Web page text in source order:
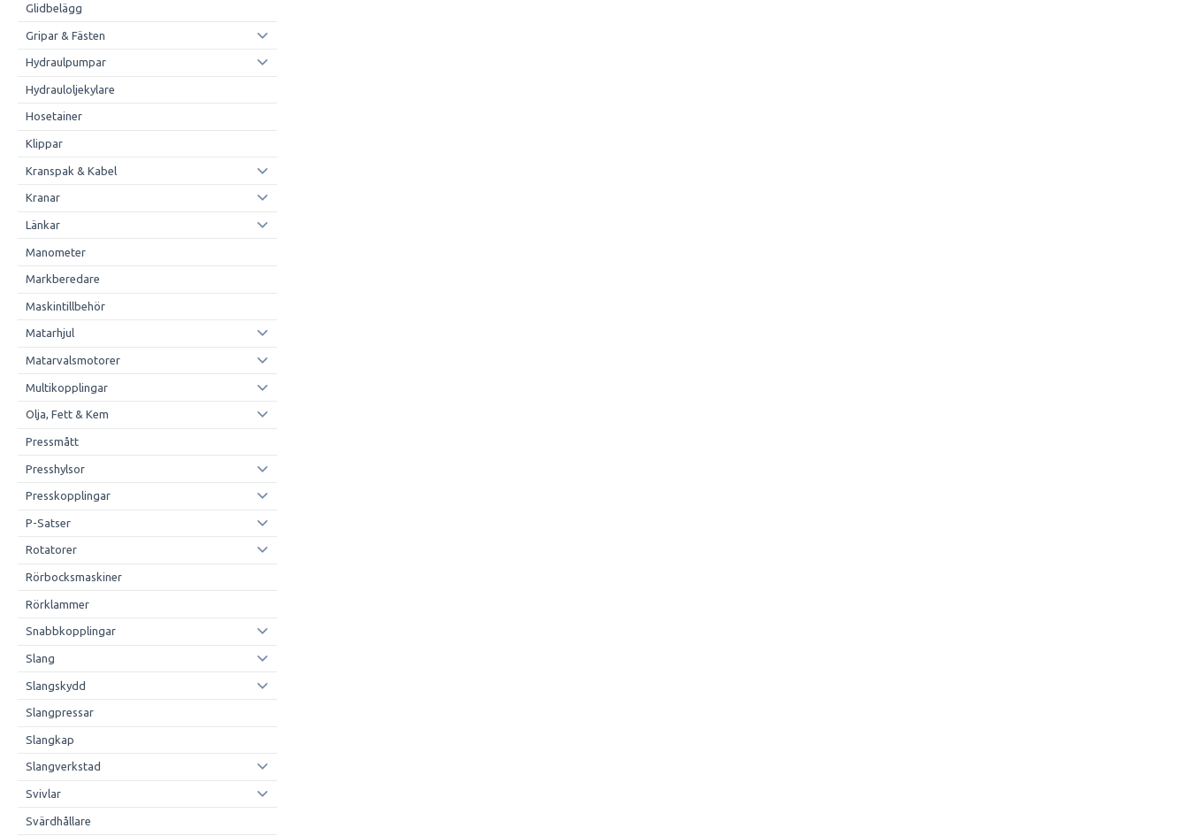
Glidbelägg
Gripar & Fästen
Hydraulpumpar
Hydrauloljekylare
Hosetainer
Klippar
Kranspak & Kabel
Kranar
Länkar
Manometer
Markberedare
Maskintillbehör
Matarhjul
Matarvalsmotorer
Multikopplingar
Olja, Fett & Kem
Pressmått
Presshylsor
Presskopplingar
P-Satser
Rotatorer
Rörbocksmaskiner
Rörklammer
Snabbkopplingar
Slang
Slangskydd
Slangpressar
Slangkap
Slangverkstad
Svivlar
Svärdhållare